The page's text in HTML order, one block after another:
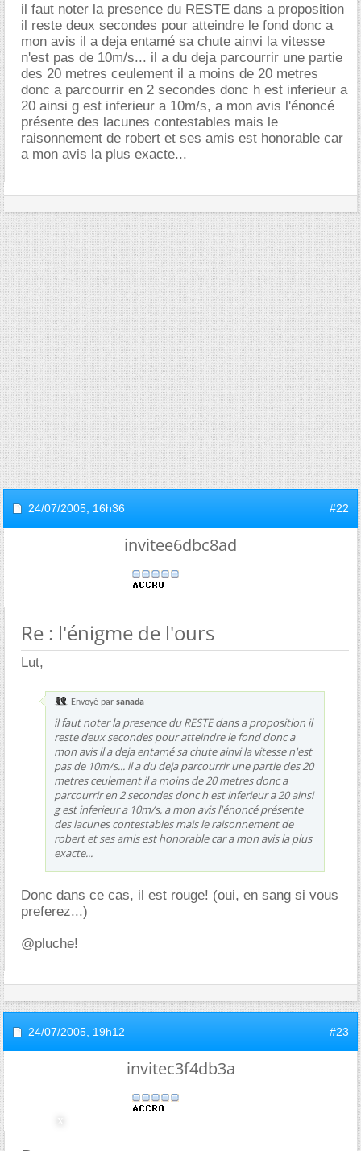
il faut noter la presence du RESTE dans a proposition
il reste deux secondes pour atteindre le fond donc a
mon avis il a deja entamé sa chute ainvi la vitesse
n'est pas de 10m/s... il a du deja parcourrir une partie
des 20 metres ceulement il a moins de 20 metres
donc a parcourrir en 2 secondes donc h est inferieur a
20 ainsi g est inferieur a 10m/s, a mon avis l'énoncé
présente des lacunes contestables mais le
raisonnement de robert et ses amis est honorable car
a mon avis la plus exacte...
24/07/2005, 16h36 #22
invitee6dbc8ad
Re : l'énigme de l'ours
Lut,
Envoyé par sanada
il faut noter la presence du RESTE dans a proposition il
reste deux secondes pour atteindre le fond donc a
mon avis il a deja entamé sa chute ainvi la vitesse n'est
pas de 10m/s... il a du deja parcourrir une partie des 20
metres ceulement il a moins de 20 metres donc a
parcourrir en 2 secondes donc h est inferieur a 20 ainsi
g est inferieur a 10m/s, a mon avis l'énoncé présente
des lacunes contestables mais le raisonnement de
robert et ses amis est honorable car a mon avis la plus
exacte...
Donc dans ce cas, il est rouge! (oui, en sang si vous
preferez...)
@pluche!
24/07/2005, 19h12 #23
invitec3f4db3a